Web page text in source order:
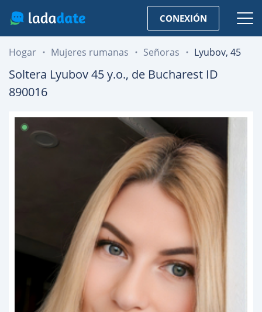
CONEXIÓN
Hogar Mujeres rumanas Señoras Lyubov, 45
Soltera Lyubov45y.o., de Bucharest ID
890016